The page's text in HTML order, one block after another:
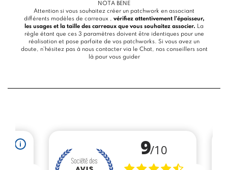
NOTA BENE
Attention si vous souhaitez créer un patchwork en associant
différents modèles de carreaux , vérifiez attentivement l’épaisseur,
les usages et la taille des carreaux que vous souhaitez associer. La
règle étant que ces 3 paramètres doivent être identiques pour une
réalisation et pose parfaite de vos patchworks. Si vous avez un
doute, n’hésitez pas à nous contacter via le Chat, nos conseillers sont
là pour vous guider